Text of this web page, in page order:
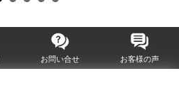
お問い合せ お客様の声